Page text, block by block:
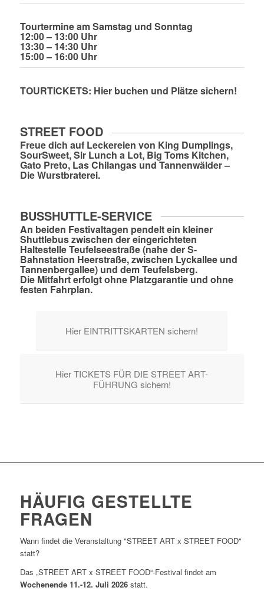
Tourtermine am Samstag und Sonntag
12:00 – 13:00 Uhr
13:30 – 14:30 Uhr
15:00 – 16:00 Uhr
TOURTICKETS: Hier buchen und Plätze sichern!
STREET FOOD
Freue dich auf Leckereien von King Dumplings,
SourSweet, Sir Lunch a Lot, Big Toms Kitchen,
Gato Preto, Las Chilangas und Tannenwälder –
Die Wurstbraterei.
BUSSHUTTLE-SERVICE
An beiden Festivaltagen pendelt ein kleiner
Shuttlebus zwischen der eingerichteten
HaltestelleTeufelseestraße(nahe der S-
Bahnstation Heerstraße, zwischen Lyckallee und
Tannenbergallee) und dem Teufelsberg.
Die Mitfahrt erfolgt ohne Platzgarantie und ohne
festen Fahrplan.
Hier EINTRITTSKARTEN sichern!
Hier TICKETS FÜR DIE STREET ART-
FÜHRUNG sichern!
HÄUFIG GESTELLTE
FRAGEN
Wann findet die Veranstaltung "STREET ART x STREET FOOD"
statt?
Das „STREET ART x STREET FOOD“-Festival findet am
Wochenende 11.-12. Juli 2026 statt.